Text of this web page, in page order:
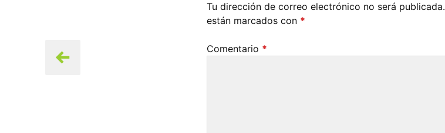
Tu dirección de correo electrónico no será publicada.
están marcados con *
Comentario *